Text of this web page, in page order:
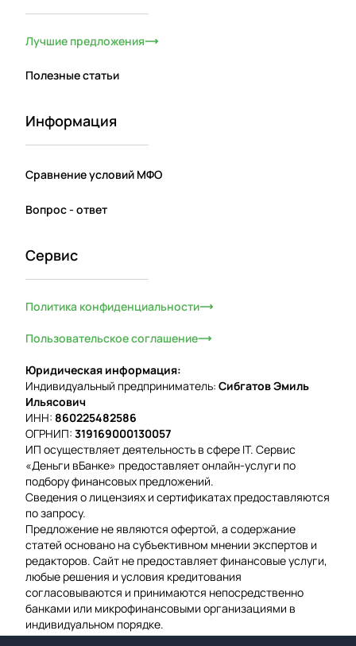
Лучшие предложения
Полезные статьи
Информация
Сравнение условий МФО
Вопрос - ответ
Сервис
Политика конфиденциальности
Пользовательское соглашение
Юридическая информация:
Индивидуальный предприниматель: Сибгатов Эмиль
Ильясович
ИНН: 860225482586
ОГРНИП: 319169000130057
ИП осуществляет деятельность в сфере IT. Сервис
«Деньги вБанке» предоставляет онлайн-услуги по
подбору финансовых предложений.
Сведения о лицензиях и сертификатах предоставляются
по запросу.
Предложение не являются офертой, а содержание
статей основано на субъективном мнении экспертов и
редакторов. Сайт не предоставляет финансовые услуги,
любые решения и условия кредитования
согласовываются и принимаются непосредственно
банками или микрофинансовыми организациями в
индивидуальном порядке.
Вероятность одобрения рассчитывается на основе